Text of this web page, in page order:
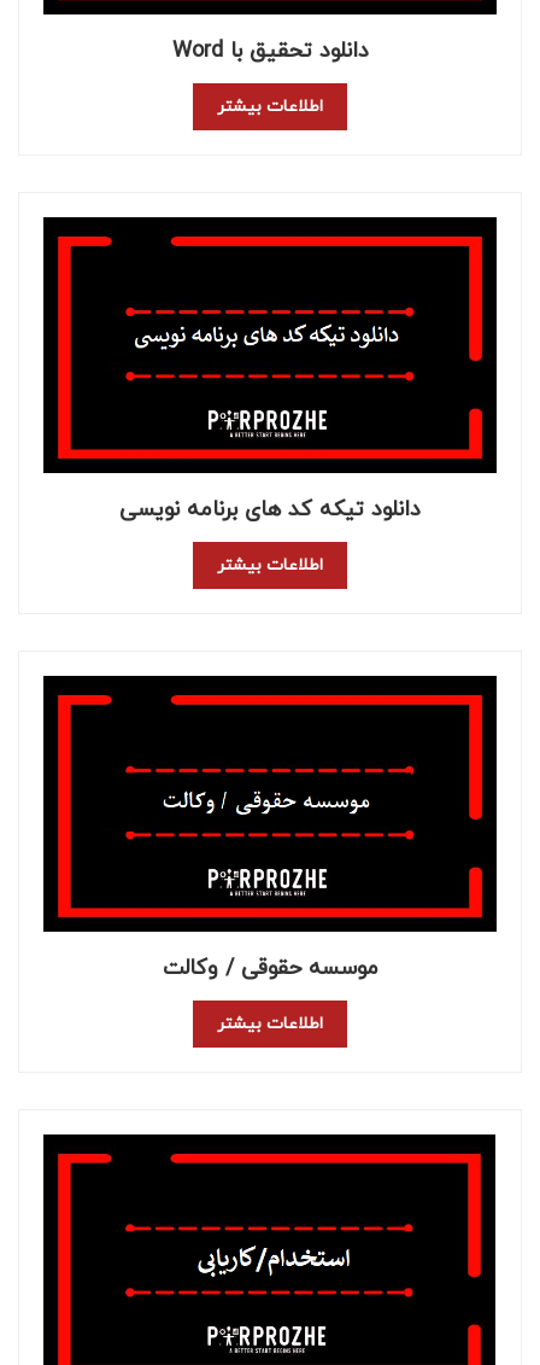
دانلود تحقیق با Word
اطلاعات بیشتر
دانلود تیکه کد های برنامه نویسی
اطلاعات بیشتر
موسسه حقوقی / وکالت
اطلاعات بیشتر